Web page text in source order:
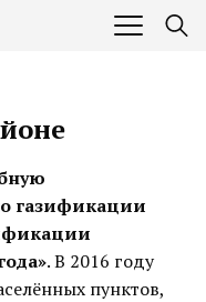
газификации
. В 2016 году
пунктов,